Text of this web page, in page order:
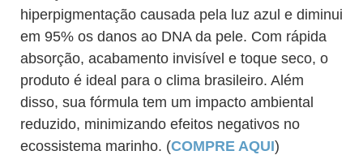
hiperpigmentação causada pela luz azul e diminui
em 95% os danos ao DNA da pele. Com rápida
absorção, acabamento invisível e toque seco, o
produto é ideal para o clima brasileiro. Além
disso, sua fórmula tem um impacto ambiental
reduzido, minimizando efeitos negativos no
ecossistema marinho. (COMPRE AQUI)